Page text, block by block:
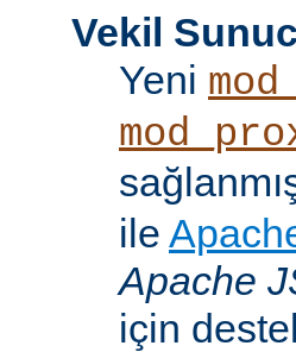
Vekil
Yeni
ile
Apache
için